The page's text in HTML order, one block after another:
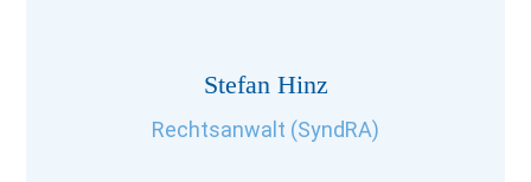
Stefan Hinz
Rechtsanwalt (SyndRA)